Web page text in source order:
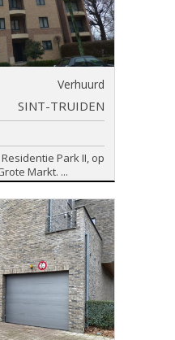
Verhuurd
SINT-TRUIDEN
Park II, op
Markt. ...